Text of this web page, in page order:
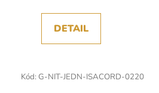
DETAIL
Kód: G-NIT-JEDN-ISACORD-0220